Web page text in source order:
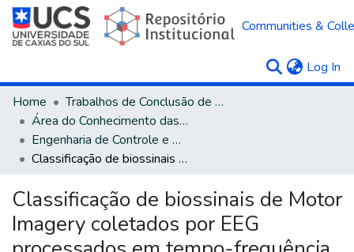
Communities &
Log In
Home
Trabalhos de Conclusão de Curso
Área do Conhecimento das Engenharias
Engenharia de Controle e Automação - Bacharelado
Classificação de biossinais de Motor Imagery coletados por EEG processados em tempo-frequência com redes neurais convolucionais
Classificação de biossinais de Motor
Imagery coletados por EEG